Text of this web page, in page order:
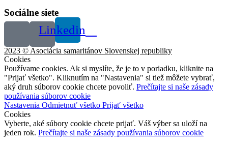
Sociálne siete
Linkedin
2023 © Asociácia samaritánov Slovenskej republiky
Cookies
Používame cookies. Ak si myslíte, že je to v poriadku, kliknite na
"Prijať všetko". Kliknutím na "Nastavenia" si tiež môžete vybrať,
aký druh súborov cookie chcete povoliť. Prečítajte si naše zásady
používania súborov cookie
Nastavenia Odmietnuť všetko Prijať všetko
Cookies
Vyberte, aké súbory cookie chcete prijať. Váš výber sa uloží na
jeden rok. Prečítajte si naše zásady používania súborov cookie